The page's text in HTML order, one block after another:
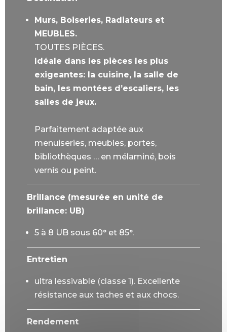
Murs, Boiseries, Radiateurs et
MEUBLES.
TOUTES PIÈCES.
Idéale dans les pièces les plus
exigeantes: la cuisine, la salle de
bain, les montées d’escaliers, les
salles de jeux.
Parfaitement adaptée aux
menuiseries, meubles, portes,
bibliothèques … en mélaminé, bois
vernis ou peint.
Brillance (mesurée en unité de
brillance: UB)
5 à 8 UB sous 60° et 85°.
Entretien
ultra lessivable (classe 1). Excellente
résistance aux taches et aux chocs.
Rendement